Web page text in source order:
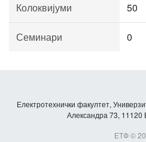
Колоквијуми 50
Семинари 0
Електротехнички факултет,
Александра 73, 11120
ЕТФ ©